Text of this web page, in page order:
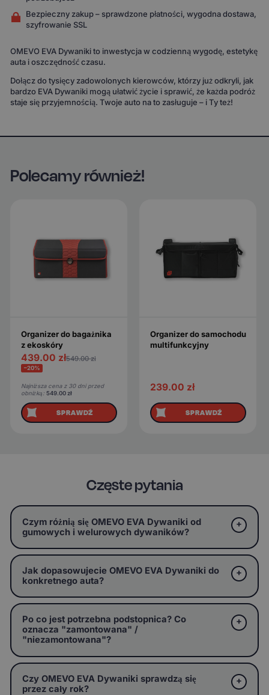
Bezpieczny zakup – sprawdzone płatności, wygodna dostawa,
szyfrowanie SSL
OMEVO EVA Dywaniki to inwestycja w codzienną wygodę, estetykę
auta i oszczędność czasu.
Dołącz do tysięcy zadowolonych kierowców, którzy już odkryli, jak
bardzo EVA Dywaniki mogą ułatwić życie i sprawić, że każda podróż
staje się przyjemnością. Twoje auto na to zasługuje – i Ty też!
Polecamy również!
Organizer do bagażnika
z ekoskóry
439.00 zł549.00zł
−20%
Najniższa cena z 30 dni przed
obniżką: 549.00zł
SPRAWDŹ
Organizer do samochodu
multifunkcyjny
239.00 zł
SPRAWDŹ
Częste pytania
Czym różnią się OMEVO EVA Dywaniki od
gumowych i welurowych dywaników?
Jak dopasowujecie OMEVO EVA Dywaniki do
konkretnego auta?
Po co jest potrzebna podstopnica? Co
oznacza "zamontowana" /
"niezamontowana"?
Czy OMEVO EVA Dywaniki sprawdzą się
przez cały rok?